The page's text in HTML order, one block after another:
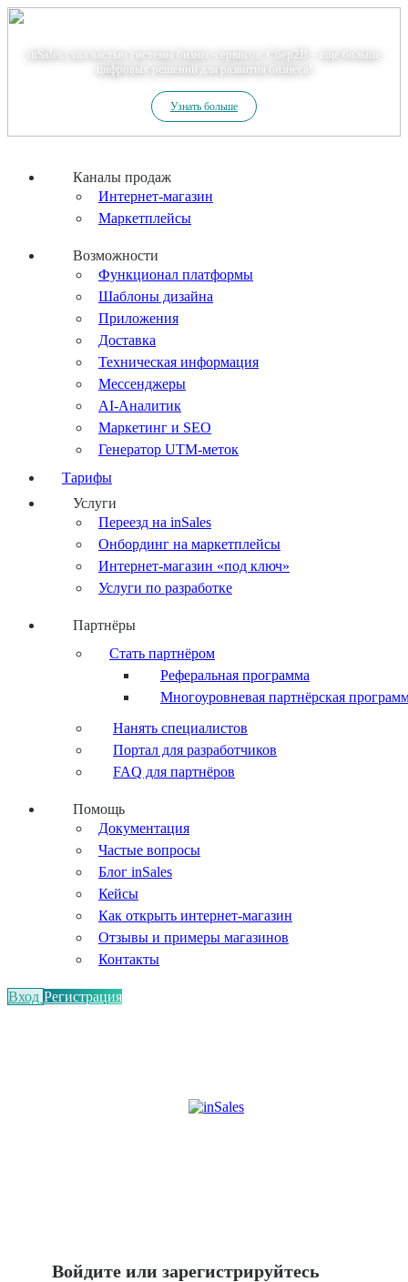
inSales стал частью системы бизнес-сервисов. Сбер2В – еще больше
цифровых решений для развития бизнеса!
Узнать больше
Каналы продаж
Интернет-магазин
Маркетплейсы
Возможности
Функционал платформы
Шаблоны дизайна
Приложения
Доставка
Техническая информация
Мессенджеры
AI-Аналитик
Маркетинг и SEO
Генератор UTM-меток
Тарифы
Услуги
Переезд на inSales
Онбординг на маркетплейсы
Интернет-магазин «под ключ»
Услуги по разработке
Партнёры
Стать партнёром
Реферальная программа
Многоуровневая партнёрская
Нанять специалистов
Портал для разработчиков
FAQ для партнёров
Помощь
Документация
Частые вопросы
Блог inSales
Кейсы
Как открыть интернет-магазин
Отзывы и примеры магазинов
Контакты
Вход Регистрация
Войдите или зарегистрируйтесь